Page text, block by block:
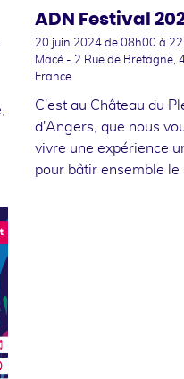
ADN Festival
20 juin 2024 de 08h00 à
Macé - 2 Rue de Bretagne,
France
C'est au Château du
d'Angers, que nous
vivre une expérience
pour bâtir ensemble